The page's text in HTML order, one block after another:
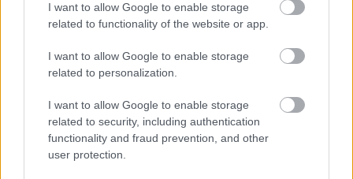
I want to allow Google to enable storage
related to functionality of the website or app.
I want to allow Google to enable storage
related to personalization.
I want to allow Google to enable storage
related to security, including authentication
functionality and fraud prevention, and other
user protection.
valók, amelyek bőven teremnek függőleges
helyzetben is.
Szerző: Czauner Péter
Forrásokért katt a képekre.
Ha tetszett a bejegyzés, oszd meg ismerőseiddel és